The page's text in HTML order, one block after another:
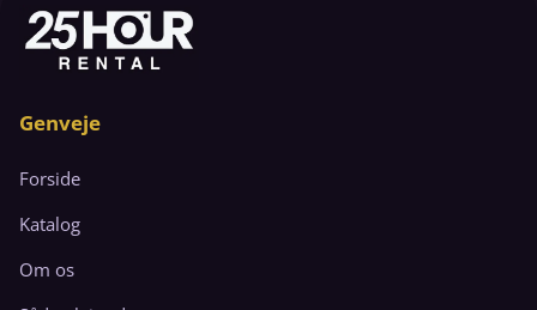
Genveje
Forside
Katalog
Om os